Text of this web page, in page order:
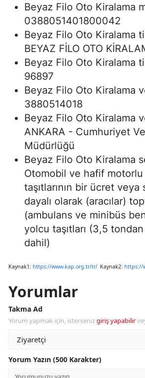
Beyaz Filo Oto Kiralama
0388051401800042
Beyaz Filo Oto Kiralama
BEYAZ FİLO OTO
Beyaz Filo Oto Kiralama
96897
Beyaz Filo Oto Kiralama
3880514018
Beyaz Filo Oto Kiralama
ANKARA - Cumhuriyet
Müdürlüğü
Beyaz Filo Oto Kiralama
Otomobil ve hafif motorlu
taşıtlarının bir ücret
dayalı olarak (aracılar)
(ambulans ve minibüs
yolcu taşıtları (3,5
dahil)
Kaynak1: https://www.kap.org.tr/tr/ Kaynak2: https://
Yorumlar
Takma Ad
Yorum yapmak için, istersenizgiriş yapabilir
Yorum Yazın (500 Karakter)